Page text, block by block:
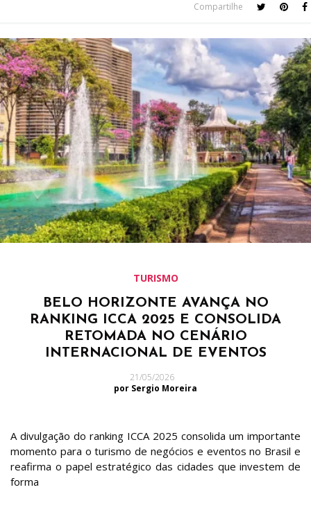
Compartilhe
TURISMO
BELO HORIZONTE AVANÇA NO
RANKING ICCA 2025 E CONSOLIDA
RETOMADA NO CENÁRIO
INTERNACIONAL DE EVENTOS
21/05/2026
por Sergio Moreira
A divulgação do ranking ICCA 2025 consolida um importante
momento para o turismo de negócios e eventos no Brasil e
reafirma o papel estratégico das cidades que investem de
forma